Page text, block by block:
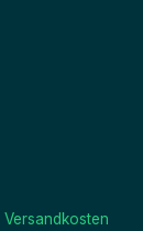
Versandkosten